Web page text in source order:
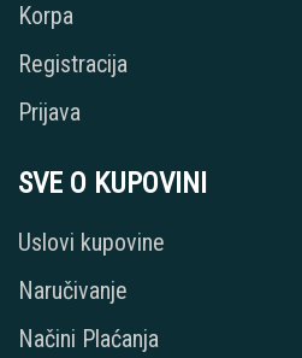
Korpa
Registracija
Prijava
SVE O KUPOVINI
Uslovi kupovine
Naručivanje
Načini Plaćanja